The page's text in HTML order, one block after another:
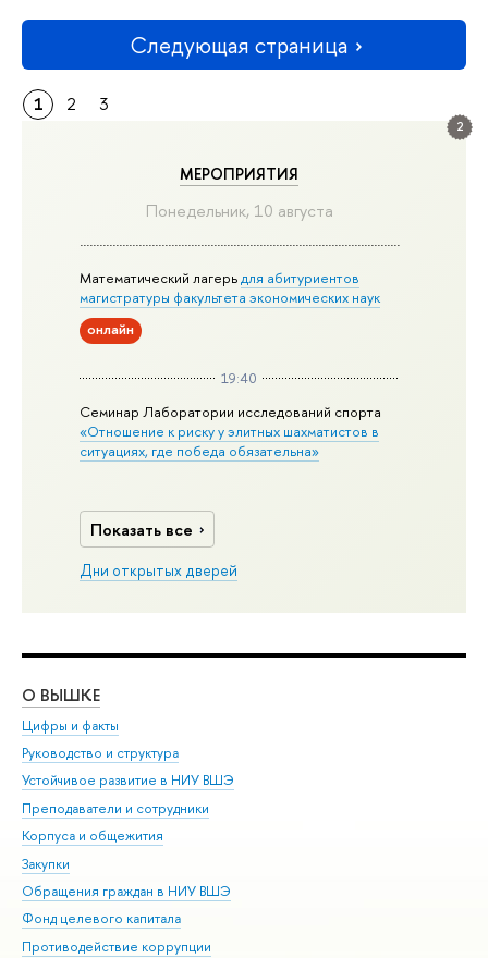
2
МЕРОПРИЯТИЯ
Понедельник, 10 августа
Математический лагерьдля абитуриентов
магистратуры факультета экономических наук
онлайн
19:40
Семинар Лаборатории исследований спорта
«Отношение к риску у элитных шахматистов в
ситуациях, где победа обязательна»
Показать все
Дни открытых дверей
Следующая страница
1 2 3
О ВЫШКЕ
Цифры и факты
Руководство и структура
Устойчивое развитие в НИУ ВШЭ
Преподаватели и сотрудники
Корпуса и общежития
Закупки
Обращения граждан в НИУ ВШЭ
Фонд целевого капитала
Противодействие коррупции